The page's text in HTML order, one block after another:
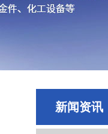
新闻资讯